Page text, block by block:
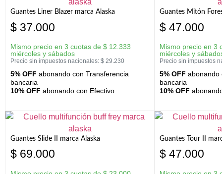
Guantes Liner Blazer marca Alaska
$ 37.000
Mismo precio en 3 cuotas de $ 12.333
miércoles y sábados
Precio sin impuestos nacionales: $ 29.230
5% OFF abonando con Transferencia
bancaria
10% OFF abonando con Efectivo
Guantes Mitón
$ 47.000
Mismo precio en 3
miércoles y
Precio sin impuestos
5% OFF abonando
bancaria
10% OFF
Guantes Slide II marca Alaska
$ 69.000
Guantes Tour II
$ 47.000